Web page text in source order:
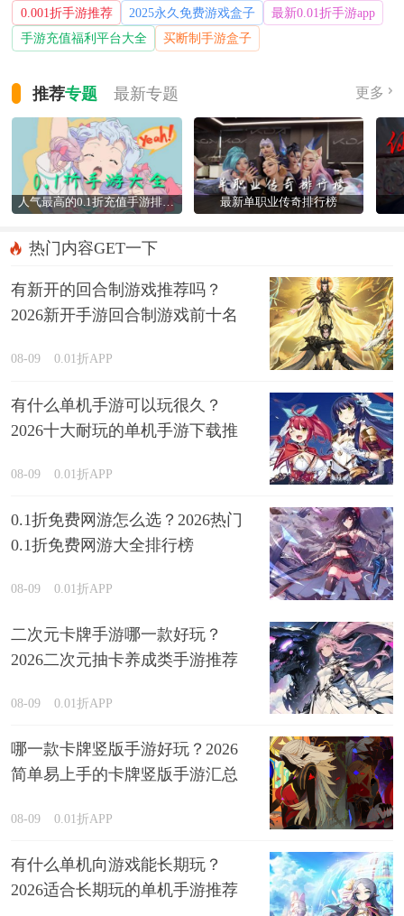
0.001折手游推荐 2025永久免费游戏盒子
最新0.01折手游app
手游充值福利平台大全
买断制手游盒子
推荐专题 最新专题 更多
人气最高的0.1折充值手游排行榜 最新单职业传奇排行榜
热门内容GET一下
有新开的回合制游戏推荐吗？
2026新开手游回合制游戏前十名
08-09 0.01折APP
有什么单机手游可以玩很久？
2026十大耐玩的单机手游下载推
08-09 0.01折APP
0.1折免费网游怎么选？2026热门
0.1折免费网游大全排行榜
08-09 0.01折APP
二次元卡牌手游哪一款好玩？
2026二次元抽卡养成类手游推荐
08-09 0.01折APP
哪一款卡牌竖版手游好玩？2026
简单易上手的卡牌竖版手游汇总
08-09 0.01折APP
有什么单机向游戏能长期玩？
2026适合长期玩的单机手游推荐